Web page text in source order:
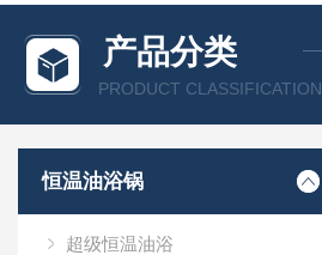
产品分类
PRODUCT CLASSIFICATION
恒温油浴锅
超级恒温油浴